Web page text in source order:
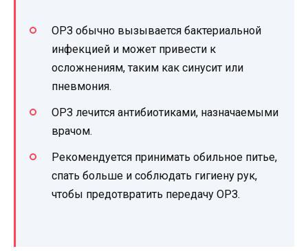
ОРЗ обычно вызывается бактериальной
инфекцией и может привести к
осложнениям, таким как синусит или
пневмония.
ОРЗ лечится антибиотиками, назначаемыми
врачом.
Рекомендуется принимать обильное питье,
спать больше и соблюдать гигиену рук,
чтобы предотвратить передачу ОРЗ.